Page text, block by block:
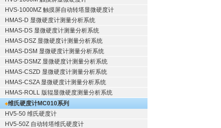
HVS-1000MZ 触摸屏自动转塔显微硬度计
HMAS-D 显微硬度计测量分析系统
HMAS-DS 显微硬度计测量分析系统
HMAS-DSZ 显微硬度计测量分析系统
HMAS-DSM 显微硬度计测量分析系统
HMAS-DSMZ 显微硬度计测量分析系统
HMAS-CSZD 显微硬度计测量分析系统
HMAS-CSZA 显微硬度计测量分析系统
HMAS-ROLL 版辊显微硬度测量分析系统
维氏硬度计MC010系列
HV5-50 维氏硬度计
HV5-50Z 自动转塔维氏硬度计